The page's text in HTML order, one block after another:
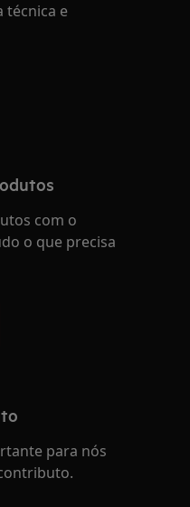
técnica e
com o
o que precisa
para nós